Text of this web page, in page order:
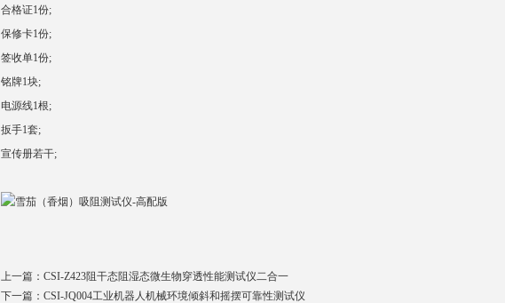
合格证1份;
保修卡1份;
签收单1份;
铭牌1块;
电源线1根;
扳手1套;
宣传册若干;
上一篇： CSI-Z423阻干态阻湿态微生物穿透性能测试仪二合一
下一篇： CSI-JQ004工业机器人机械环境倾斜和摇摆可靠性测试仪